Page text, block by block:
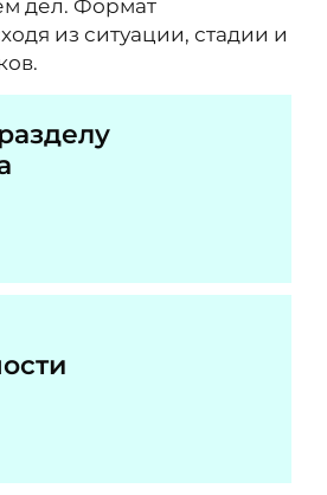
дел. Формат
из ситуации, стадии и